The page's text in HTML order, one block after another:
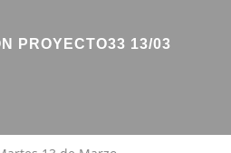
PROYECTO33 13/03